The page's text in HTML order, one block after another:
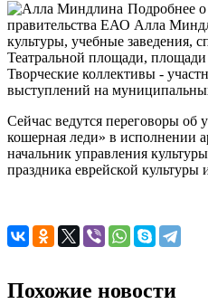
Подробнее
правительства ЕАО Алла
культуры, учебные заведения,
Театральной площади, площади
Творческие коллективы -
выступлений на
Сейчас ведутся переговоры об
кошерная леди» в исполнении
начальник управления
праздника еврейской культуры
Похожие новости